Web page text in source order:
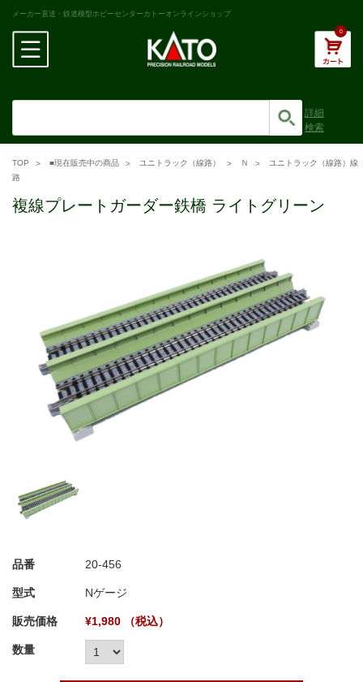
メーカー直送・鉄道模型ホビーセンターカトーオンラインショップ
0
詳細
検索
TOP ■現在販売中の商品 ユニトラック（線路） Ｎ
ユニトラック（線路）線
路
複線プレートガーダー鉄橋 ライトグリーン
品番 20-456
型式 Nゲージ
販売価格 ¥1,980 （税込）
数量